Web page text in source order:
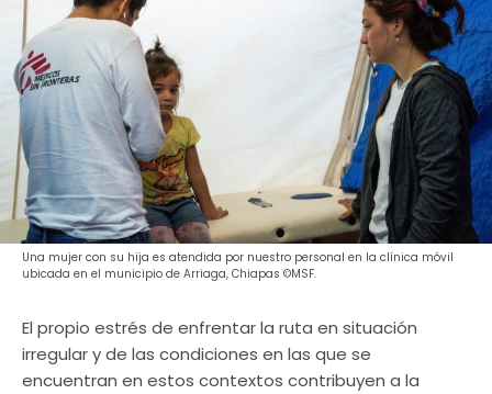
Una mujer con su hija es atendida por nuestro personal en la clínica móvil
ubicada en el municipio de Arriaga, Chiapas ©MSF.
El propio estrés de enfrentar la ruta en situación
irregular y de las condiciones en las que se
encuentran en estos contextos contribuyen a la